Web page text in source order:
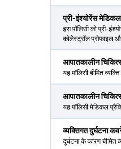
प्री-इंश्योरेंस
इस पॉलिसी को प्री-
कोलेस्ट्रॉल प्रोफाइल
आपातकालीन
यह पॉलिसी बीमित
आपातकालीन
यह पॉलिसी मेडिकल
व्यक्तिगत दुर्घटना
दुर्घटना के कारण बीमित